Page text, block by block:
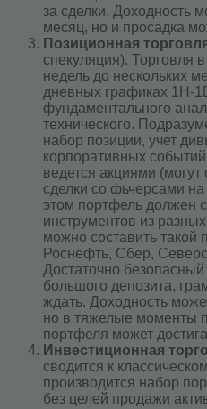
за сделки. Доходность
месяц, но и просадка
Позиционная
спекуляция). Торговля
недель до нескольких
дневных графиках 1H-
фундаментального
технического.
набор позиции, учет
корпоративных
ведется акциями
сделки со фьчерсами
этом портфель должен
инструментов из
можно составить
Роснефть, Сбер,
Достаточно безопасный
большого депозита,
ждать. Доходность
но в тяжелые моменты
портфеля может
Инвестиционная
сводится к
производится набор
без целей продажи